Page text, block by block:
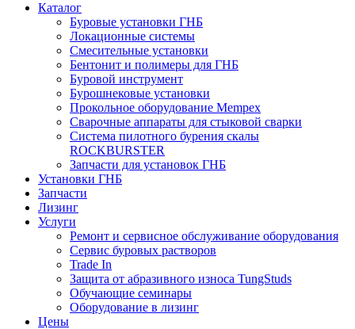
Каталог
Буровые установки ГНБ
Локационные системы
Смесительные установки
Бентонит и полимеры для ГНБ
Буровой инструмент
Бурошнековые установки
Прокольное оборудование Mempex
Сварочные аппараты для стыковой сварки
Система пилотного бурения скалы
ROCKBURSTER
Запчасти для установок ГНБ
Установки ГНБ
Запчасти
Лизинг
Услуги
Ремонт и сервисное обслуживание оборудования
Сервис буровых растворов
Trade In
Защита от абразивного износа TungStuds
Обучающие семинары
Оборудование в лизинг
Цены